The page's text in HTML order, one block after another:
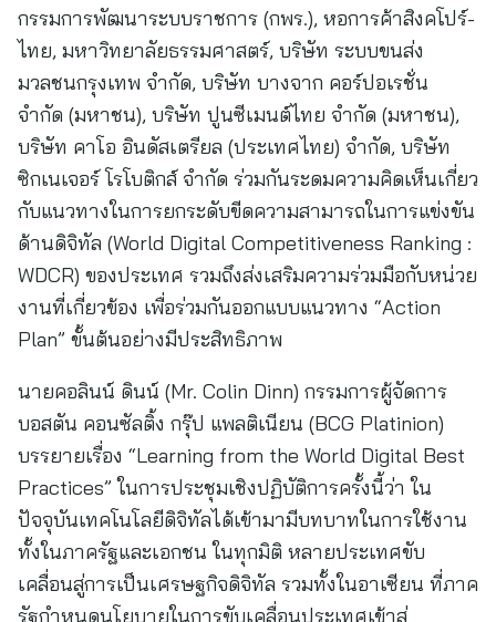
กรรมการพัฒนาระบบราชการ (กพร.), หอการค้าสิงคโปร์-
ไทย, มหาวิทยาลัยธรรมศาสตร์, บริษัท ระบบขนส่ง
มวลชนกรุงเทพ จำกัด, บริษัท บางจาก คอร์ปอเรชั่น
จำกัด (มหาชน), บริษัท ปูนซีเมนต์ไทย จำกัด (มหาชน),
บริษัท คาโอ อินดัสเตรียล (ประเทศไทย) จำกัด, บริษัท
ซิกเนเจอร์ โรโบติกส์ จำกัด ร่วมกันระดมความคิดเห็นเกี่ยว
กับแนวทางในการยกระดับขีดความสามารถในการแข่งขัน
ด้านดิจิทัล (World Digital Competitiveness Ranking :
WDCR) ของประเทศ รวมถึงส่งเสริมความร่วมมือกับหน่วย
งานที่เกี่ยวข้อง เพื่อร่วมกันออกแบบแนวทาง “Action
Plan” ขั้นต้นอย่างมีประสิทธิภาพ
นายคอลินน์ ดินน์ (Mr. Colin Dinn) กรรมการผู้จัดการ
บอสตัน คอนซัลติ้ง กรุ๊ป แพลติเนียน (BCG Platinion)
บรรยายเรื่อง “Learning from the World Digital Best
Practices” ในการประชุมเชิงปฏิบัติการครั้งนี้ว่า ใน
ปัจจุบันเทคโนโลยีดิจิทัลได้เข้ามามีบทบาทในการใช้งาน
ทั้งในภาครัฐและเอกชน ในทุกมิติ หลายประเทศขับ
เคลื่อนสู่การเป็นเศรษฐกิจดิจิทัล รวมทั้งในอาเซียน ที่ภาค
รัฐกำหนดนโยบายในการขับเคลื่อนประเทศเข้าสู่